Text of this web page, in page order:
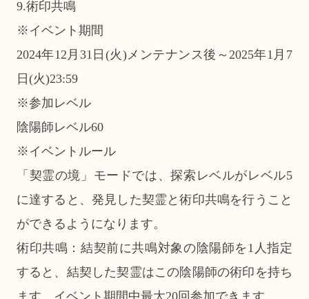
9.術印共鳴
※イベント期間
2024年12月31日(火)メンテナンス後～2025年1月7
日(火)23:59
※参加レベル
陰陽師レベル60
※イベントルール
「契霊の境」モードでは、探索レベルがレベル5
に達すると、発見した契霊と術印共鳴を行うこと
ができるようになります。
術印共鳴：結契前に共鳴対象の陰陽師を1人指定
すると、結契した契霊はこの陰陽師の術印を持ち